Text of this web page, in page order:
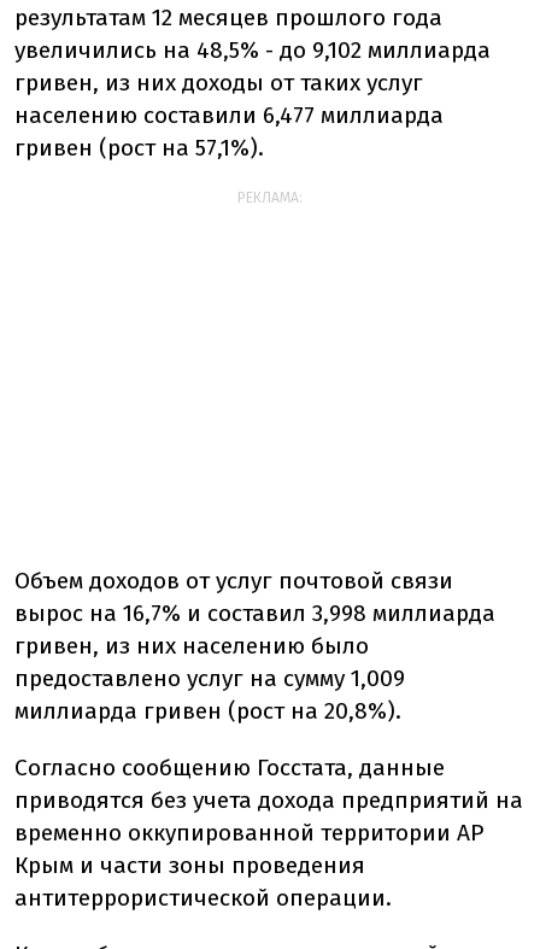
результатам 12 месяцев прошлого года
увеличились на 48,5% - до 9,102 миллиарда
гривен, из них доходы от таких услуг
населению составили 6,477 миллиарда
гривен (рост на 57,1%).
РЕКЛАМА:
Объем доходов от услуг почтовой связи
вырос на 16,7% и составил 3,998 миллиарда
гривен, из них населению было
предоставлено услуг на сумму 1,009
миллиарда гривен (рост на 20,8%).
Согласно сообщению Госстата, данные
приводятся без учета дохода предприятий на
временно оккупированной территории АР
Крым и части зоны проведения
антитеррористической операции.